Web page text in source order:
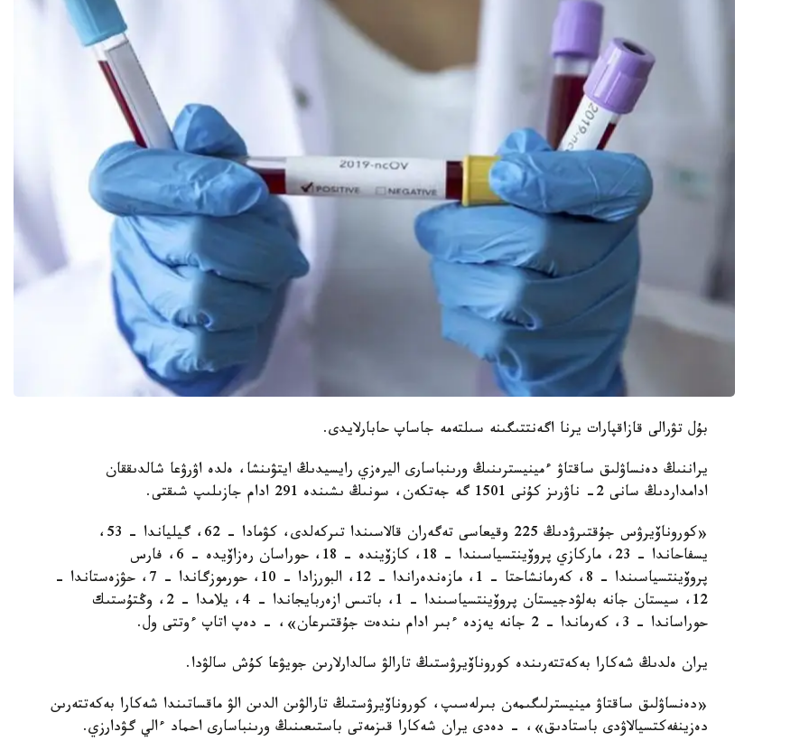
بۇل تۋرالى قازاقپارات يرنا اگەنتتىگىنە سىلتەمە جاساپ حابارلايدى.
يراننىڭ دەنساۋلىق ساقتاۋ ءمينيسترىنىڭ ورىنباسارى اليرەزي رايسيدىڭ ايتۋىنشا، ەلدە اۋرۋعا شالدىققان
ادامداردىڭ سانى 2- ناۋرىز كۇنى 1501 گە جەتكەن، سونىڭ ىشىندە 291 ادام جازىلىپ شىقتى.
«كوروناۆيرۋس جۇقتىرۋدىڭ 225 وقيعاسى تەگەران قالاسىندا تىركەلدى، كۋمادا – 62، گيلياندا – 53،
يسفاحاندا – 23، ماركازي پروۆينتسياسىندا – 18، كازۆيندە – 18، حوراسان رەزاۆيدە – 6، فارس
پروۆينتسياسىندا – 8، كەرمانشاحتا – 1، مازەندەراندا – 12، البورزادا – 10، حورموزگاندا – 7، حۋزەستاندا –
12، سيستان جانە بەلۋدجيستان پروۆينتسياسىندا – 1، باتىس ازەربايجاندا – 4، يلامدا – 2، وڭتۇستىك
حوراساندا – 3، كەرماندا - 2 جانە يەزدە ءبىر ادام ىندەت جۇقتىرعان»، - دەپ اتاپ ءوتتى ول.
يران ەلدىڭ شەكارا بەكەتتەرىندە كوروناۆيرۋستىڭ تارالۋ سالدارلارىن جويۋعا كۇش سالۋدا.
«دەنساۋلىق ساقتاۋ مينيسترلىگىمەن بىرلەسىپ، كوروناۆيرۋستىڭ تارالۋىن الدىن الۋ ماقساتىندا شەكارا بەكەتتەرىن
دەزينفەكتسيالاۋدى باستادىق»، - دەدى يران شەكارا قىزمەتى باستىعىنىڭ ورىنباسارى احماد ءالي گۋدارزي.